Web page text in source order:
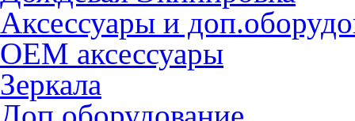
Аксессуары и
OEM аксессуары
Зеркала